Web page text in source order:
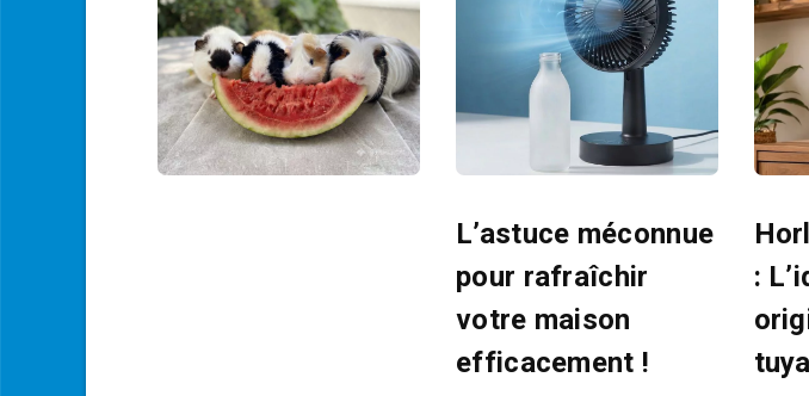
L’astuce méconnue
pour rafraîchir
votre maison
efficacement !
: